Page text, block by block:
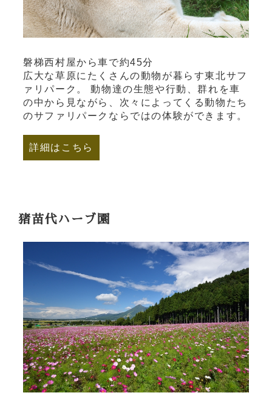
磐梯西村屋から車で約45分
広大な草原にたくさんの動物が暮らす東北サフ
ァリパーク。 動物達の生態や行動、群れを車
の中から見ながら、次々によってくる動物たち
のサファリパークならではの体験ができます。
詳細はこちら
猪苗代ハーブ園